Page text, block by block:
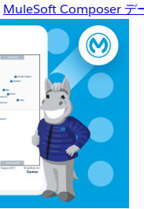
MuleSoft Composer デ